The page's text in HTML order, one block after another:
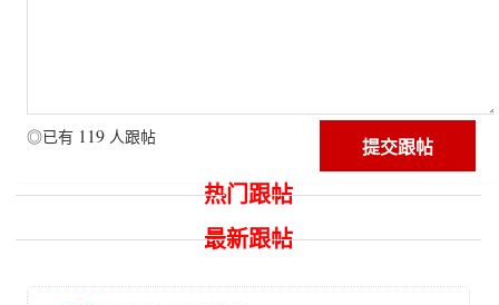
◎已有 119 人跟帖
热门跟帖
最新跟帖